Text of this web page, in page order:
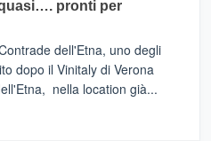
pronti per
dell'Etna, uno degli
dopo il Vinitaly di Verona
nella location già...